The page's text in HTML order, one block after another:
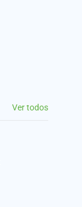
Ver todos